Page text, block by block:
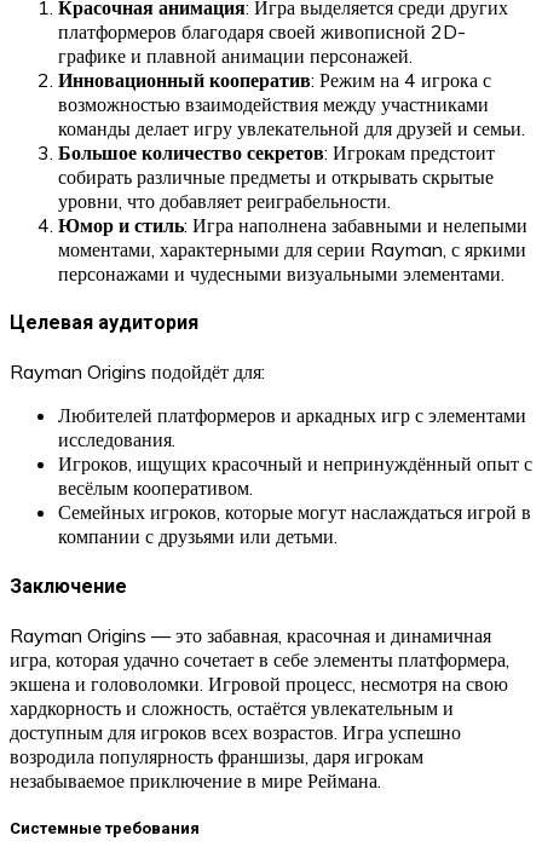
Красочная анимация: Игра выделяется среди других
платформеров благодаря своей живописной 2D-
графике и плавной анимации персонажей.
Инновационный кооператив: Режим на 4 игрока с
возможностью взаимодействия между участниками
команды делает игру увлекательной для друзей и семьи.
Большое количество секретов: Игрокам предстоит
собирать различные предметы и открывать скрытые
уровни, что добавляет реиграбельности.
Юмор и стиль: Игра наполнена забавными и нелепыми
моментами, характерными для серии Rayman, с яркими
персонажами и чудесными визуальными элементами.
Целевая аудитория
Rayman Origins подойдёт для:
Любителей платформеров и аркадных игр с элементами
исследования.
Игроков, ищущих красочный и непринуждённый опыт с
весёлым кооперативом.
Семейных игроков, которые могут наслаждаться игрой в
компании с друзьями или детьми.
Заключение
Rayman Origins — это забавная, красочная и динамичная
игра, которая удачно сочетает в себе элементы платформера,
экшена и головоломки. Игровой процесс, несмотря на свою
хардкорность и сложность, остаётся увлекательным и
доступным для игроков всех возрастов. Игра успешно
возродила популярность франшизы, даря игрокам
незабываемое приключение в мире Реймана.
Системные требования